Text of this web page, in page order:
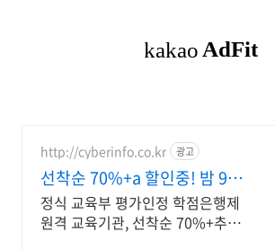
http://cyberinfo.co.kr 광고
선착순 70%+a 할인중! 밤 9시
까지 상담가능!
정식 교육부 평가인정 학점은행제
원격 교육기관, 선착순 70%+추가